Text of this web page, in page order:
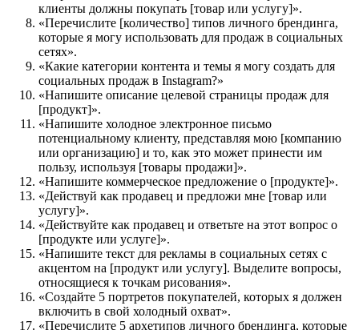
клиенты должны покупать [товар или услугу]».
«Перечислите [количество] типов личного брендинга,
которые я могу использовать для продаж в социальных
сетях».
«Какие категории контента и темы я могу создать для
социальных продаж в Instagram?»
«Напишите описание целевой страницы продаж для
[продукт]».
«Напишите холодное электронное письмо
потенциальному клиенту, представляя мою [компанию
или организацию] и то, как это может принести им
пользу, используя [товары продажи]».
«Напишите коммерческое предложение о [продукте]».
«Действуй как продавец и предложи мне [товар или
услугу]».
«Действуйте как продавец и ответьте на этот вопрос о
[продукте или услуге]».
«Напишите текст для рекламы в социальных сетях с
акцентом на [продукт или услугу]. Выделите вопросы,
относящиеся к точкам рисования».
«Создайте 5 портретов покупателей, которых я должен
включить в свой холодный охват».
«Перечислите 5 архетипов личного брендинга, которые